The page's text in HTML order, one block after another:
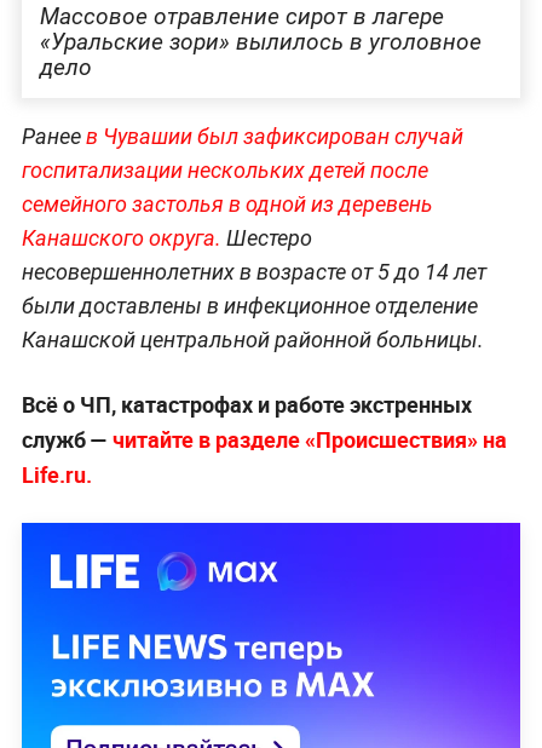
Массовое отравление сирот в лагере
«Уральские зори» вылилось в уголовное
дело
Ранеев Чувашии был зафиксирован случай
госпитализации нескольких детей после
семейного застолья в одной из деревень
Канашского округа. Шестеро
несовершеннолетних в возрасте от 5 до 14 лет
были доставлены в инфекционное отделение
Канашской центральной районной больницы.
Всё о ЧП, катастрофах и работе экстренных
служб — читайте в разделе «Происшествия» на
Life.ru.